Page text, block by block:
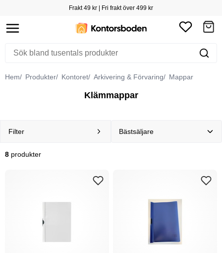
Frakt 49 kr | Fri frakt över 499 kr
Hem Produkter Kontoret Arkivering & Förvaring Mappar
Klämmappar
Filter
8 produkter